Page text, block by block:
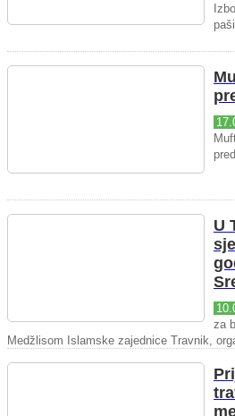
U
za
Medžlisom Islamske zajednice Travnik,